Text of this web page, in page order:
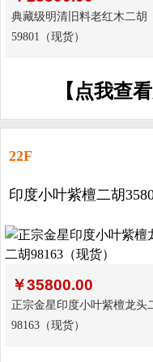
典藏级明清旧料老红木二胡
59801（现货）
【点我查
22F
印度小叶紫檀二胡
￥35800.00
正宗金星印度小叶紫檀龙头
98163（现货）